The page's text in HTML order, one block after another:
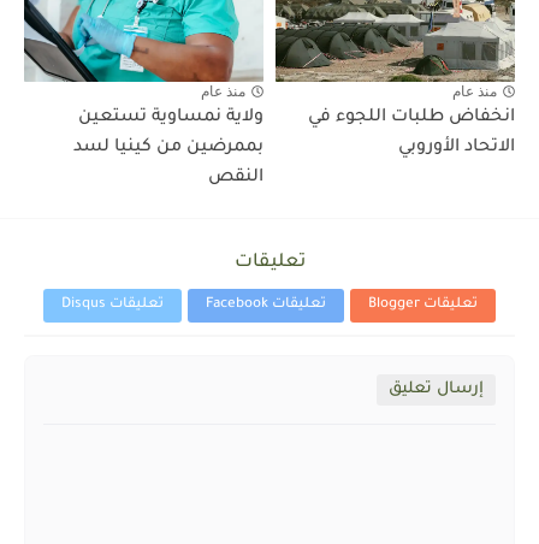
منذ عام
انخفاض طلبات اللجوء في
الاتحاد الأوروبي
منذ عام
ولاية نمساوية تستعين
بممرضين من كينيا لسد
النقص
تعليقات
تعليقات Blogger تعليقات Facebook تعليقات Disqus
إرسال تعليق